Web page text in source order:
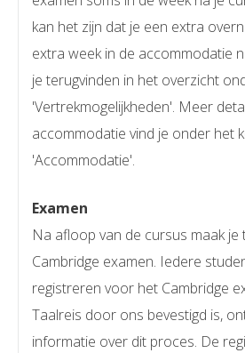
kan het zijn dat je een extra
extra week in de accommodatie
je terugvinden in het overzicht
'Vertrekmogelijkheden'. Meer
accommodatie vind je onder het
'Accommodatie'.
Examen
Na afloop van de cursus maak je
Cambridge examen. Iedere
registreren voor het Cambridge
Taalreis door ons bevestigd is,
informatie over dit proces. De